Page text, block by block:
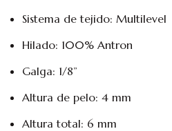
Sistema de tejido: Multilevel
Hilado: 100% Antron
Galga: 1/8”
Altura de pelo: 4 mm
Altura total: 6 mm